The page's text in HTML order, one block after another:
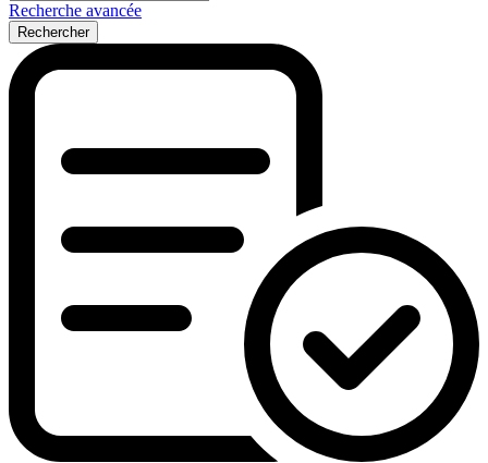
Recherche avancée
Rechercher